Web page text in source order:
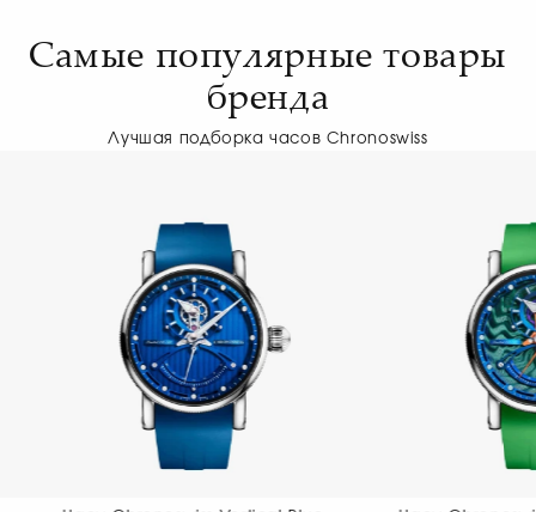
Самые популярные товары
бренда
Лучшая подборка часов Chronoswiss